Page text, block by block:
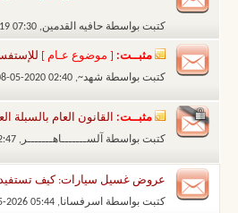
كتبت بواسطة حافيه القدمين‏, 22-10-2019 07:30 PM
مثبــت: [ موضوع عـام ]
كتبت بواسطة شهد~‏, 08-05-2020 02:40 PM
مثبــت: القانون العام بالسبلة
كتبت بواسطة آلســـــــاهـــــــر ‏, 09-09-2014 12:47 AM
عروض غسيل سيارات: كيف تستفيد
كتبت بواسطة اسرفسانا‏, 25-05-2026 05:44 PM